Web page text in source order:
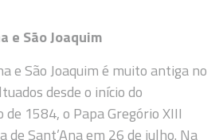
e São Joaquim
e São Joaquim é muito antiga no
desde o início do
1584, o Papa Gregório XIII
de Sant’Ana em 26 de julho. Na